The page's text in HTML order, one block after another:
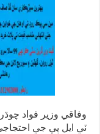
وفاقي وزير فواد